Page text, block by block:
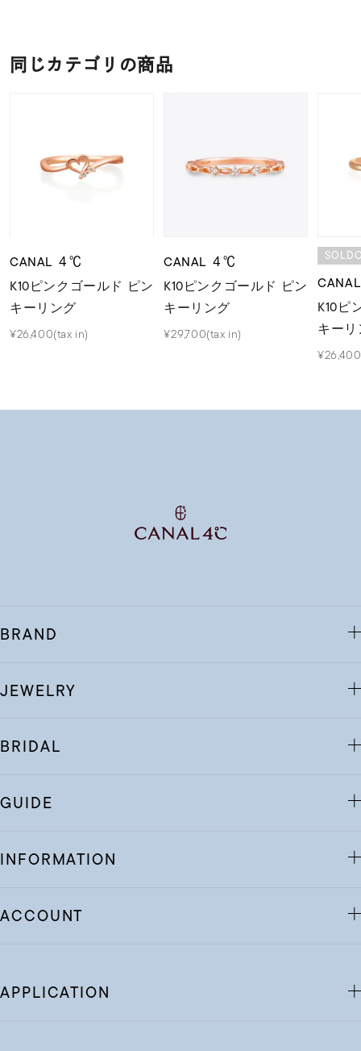
同じカテゴリの商品
CANAL ４℃
K10ピンクゴールド ピン
キーリング
¥26,400(tax in)
CANAL ４℃
K10ピンクゴールド ピン
キーリング
¥29,700(tax in)
K10ピ
キー
BRAND
JEWELRY
BRIDAL
GUIDE
INFORMATION
ACCOUNT
APPLICATION